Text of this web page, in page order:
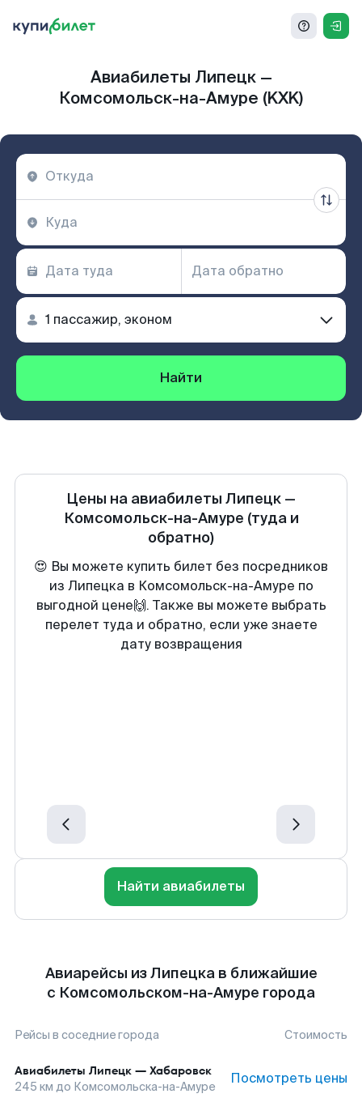
Авиабилеты Липецк —
Комсомольск-на-Амуре (KXK)
Найти
Цены на авиабилеты Липецк —
Комсомольск-на-Амуре (туда и
обратно)
😍 Вы можете купить билет без посредников
из Липецка в Комсомольск-на-Амуре по
выгодной цене🙌. Также вы можете выбрать
перелет туда и обратно, если уже знаете
дату возвращения
Найти авиабилеты
Авиарейсы из Липецка в ближайшие
с Комсомольском-на-Амуре города
Рейсы в соседние города Стоимость
Авиабилеты Липецк — Хабаровск
245 км до Комсомольска-на-Амуре Посмотреть цены